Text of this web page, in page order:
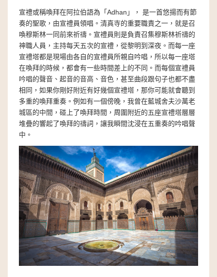
宣禮或稱喚拜在阿拉伯語為「Adhan」， 是一首悠揚而有節
奏的聖歌，由宣禮員領唱。清真寺的重要職責之一，就是召
喚穆斯林一同前來祈禱。宣禮員則是負責召集穆斯林祈禱的
神職人員，主持每天五次的宣禮，從黎明到深夜。而每一座
宣禮塔都是現場由各自的宣禮員所親自吟唱，所以每一座塔
在喚拜的時候，都會有一些時間差上的不同。而每個宣禮員
吟唱的聲音、起音的音高、音色，甚至曲段跟句子也都不盡
相同，如果你剛好附近有好幾個宣禮塔，那你可能就會聽到
多重的喚拜重奏。例如有一個傍晚，我曾在藍城舍夫沙萬老
城區的中間，碰上了喚拜時間，周圍附近的五座宣禮塔層層
堆疊的響起了喚拜的禱詞，讓我瞬間沈浸在五重奏的吟唱聲
中。